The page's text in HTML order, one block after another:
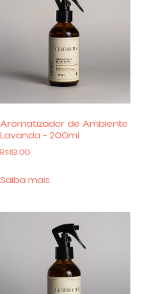
Aromatizador de Ambiente
Lavanda – 200ml
R$113.00
Saiba mais